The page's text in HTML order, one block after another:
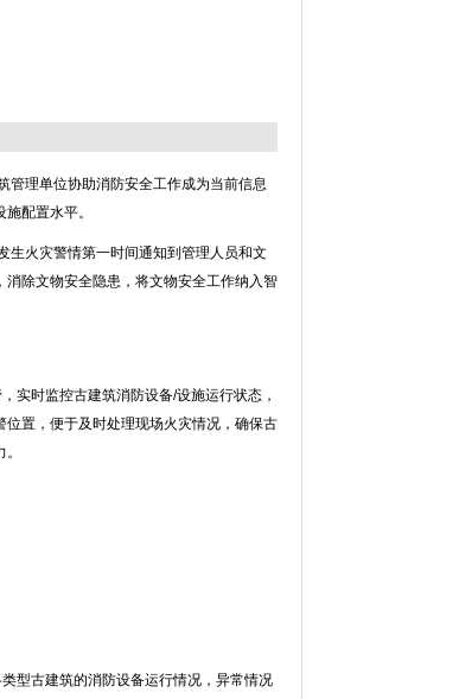
管理单位协助消防安全工作成为当前信息
配置水平。
生火灾警情第一时间通知到管理人员和文
除文物安全隐患，将文物安全工作纳入智
实时监控古建筑消防设备/设施运行状态，
置，便于及时处理现场火灾情况，确保古
型古建筑的消防设备运行情况，异常情况